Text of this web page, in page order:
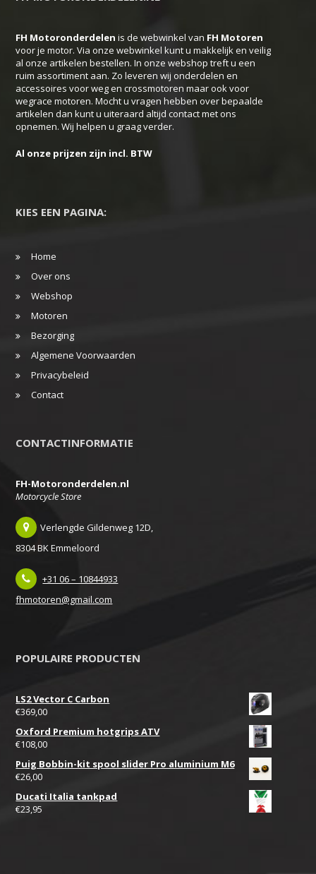
gekozen
worden
op
de
productpagina
FH Motoronderdelen is de webwinkel van FH Motoren
voor je motor. Via onze webwinkel kunt u makkelijk en veilig
al onze artikelen bestellen. In onze webshop treft u een
ruim assortiment aan. Zo leveren wij onderdelen en
accessoires voor weg en crossmotoren maar ook voor
wegrace motoren. Mocht u vragen hebben over bepaalde
artikelen dan kunt u uiteraard altijd contact met ons
opnemen. Wij helpen u graag verder.
Al onze prijzen zijn incl. BTW
KIES EEN PAGINA:
Home
Over ons
Webshop
Motoren
Bezorging
Algemene Voorwaarden
Privacybeleid
Contact
CONTACTINFORMATIE
FH-Motoronderdelen.nl
Motorcycle Store
Verlengde Gildenweg 12D,
8304 BK Emmeloord
+31 06 – 10844933
fhmotoren@gmail.com
POPULAIRE PRODUCTEN
LS2 Vector C Carbon
€369,00
Oxford Premium hotgrips ATV
€108,00
Puig Bobbin-kit spool slider Pro aluminium M6
€26,00
Ducati Italia tankpad
€23,95